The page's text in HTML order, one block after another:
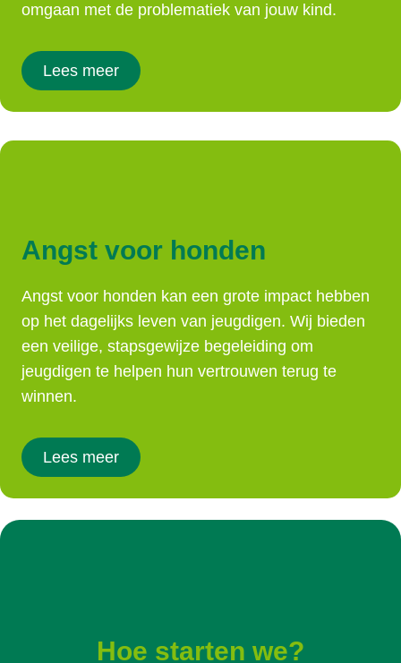
omgaan met de problematiek van jouw kind.
Lees meer
Angst voor honden
Angst voor honden kan een grote impact hebben
op het dagelijks leven van jeugdigen. Wij bieden
een veilige, stapsgewijze begeleiding om
jeugdigen te helpen hun vertrouwen terug te
winnen.
Lees meer
Hoe starten we?